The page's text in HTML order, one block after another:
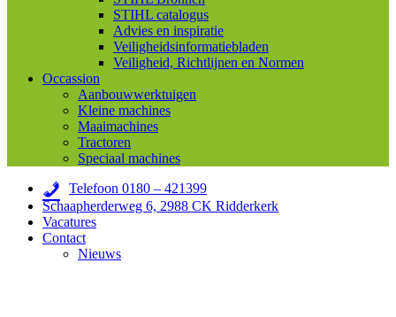
STIHL catalogus
Advies en inspiratie
Veiligheidsinformatiebladen
Veiligheid, Richtlijnen en Normen
Occassion
Aanbouwwerktuigen
Kleine machines
Maaimachines
Tractoren
Speciaal machines
Telefoon 0180 – 421399
Schaapherderweg 6, 2988 CK Ridderkerk
Vacatures
Contact
Nieuws